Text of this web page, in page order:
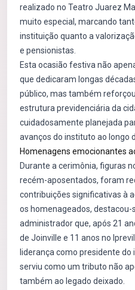
realizado no Teatro Juarez
muito especial, marcando
instituição quanto a
e pensionistas.
Esta ocasião festiva não
que dedicaram longas
público, mas também
estrutura previdenciária da
cuidadosamente planejada
avanços do instituto ao longo
Homenagens emocionantes
Durante a cerimônia, figuras
recém-aposentados, foram
contribuições significativas à
os homenageados, destacou-
administrador que, após 21
de Joinville e 11 anos no
liderança como presidente
serviu como um tributo não
também ao legado deixado.